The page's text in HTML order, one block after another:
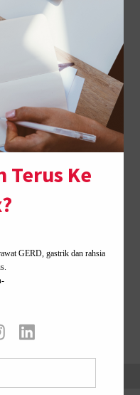
saya bungkus dari
cukup pun 4 bungkus
bahan untuk buat